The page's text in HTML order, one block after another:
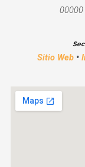
00000
Sitio Web •